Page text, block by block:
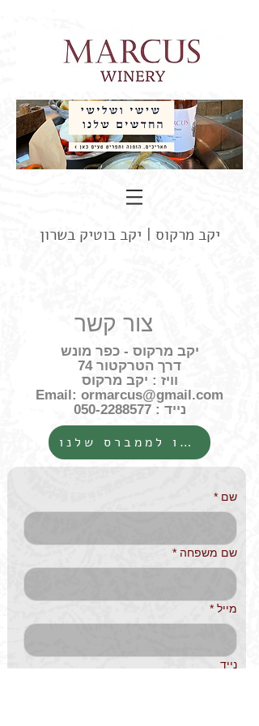
יקב מרקוס | יקב בוטיק בשרון
צור קשר
יקב מרקוס - כפר מונש
דרך הטרקטור 74
וויז : יקב מרקוס
Email: ormarcus@gmail.com
נייד :050-2288577
הצטרפו לממברס שלנו
שם *
שם משפחה *
מייל *
נייד